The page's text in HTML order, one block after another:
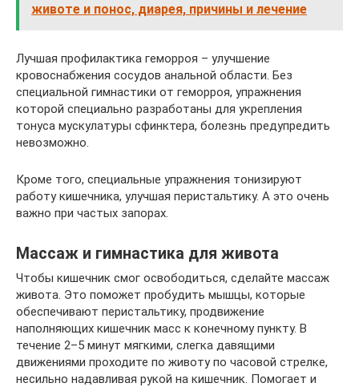
животе и понос, диарея, причины и лечение
Лучшая профилактика геморроя – улучшение
кровоснабжения сосудов анальной области. Без
специальной гимнастики от геморроя, упражнения
которой специально разработаны для укрепления
тонуса мускулатуры сфинктера, болезнь предупредить
невозможно.
Кроме того, специальные упражнения тонизируют
работу кишечника, улучшая перистальтику. А это очень
важно при частых запорах.
Массаж и гимнастика для живота
Чтобы кишечник смог освободиться, сделайте массаж
живота. Это поможет пробудить мышцы, которые
обеспечивают перистальтику, продвижение
наполняющих кишечник масс к конечному пункту. В
течение 2–5 минут мягкими, слегка давящими
движениями проходите по животу по часовой стрелке,
несильно надавливая рукой на кишечник. Помогает и